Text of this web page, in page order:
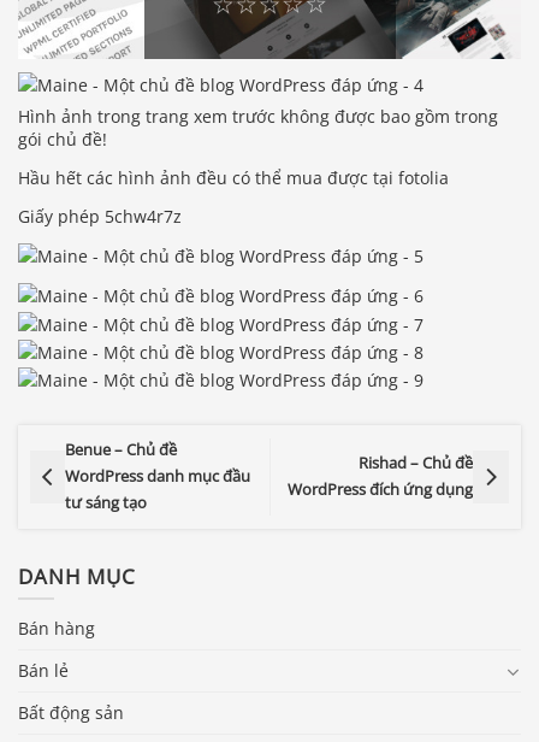
Hình ảnh trong trang xem trước không được bao gồm trong
gói chủ đề!
Hầu hết các hình ảnh đều có thể mua được tại fotolia
Giấy phép 5chw4r7z
Benue – Chủ đề
WordPress danh mục đầu
tư sáng tạo
Rishad – Chủ đề
WordPress đích ứng dụng
DANH MỤC
Bán hàng
Bán lẻ
Bất động sản